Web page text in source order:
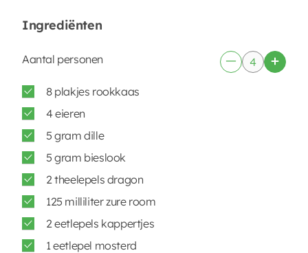
Ingrediënten
Aantal personen
8 plakjes rookkaas
4 eieren
5 gram dille
5 gram bieslook
2 theelepels dragon
125 milliliter zure room
2 eetlepels kappertjes
1 eetlepel mosterd